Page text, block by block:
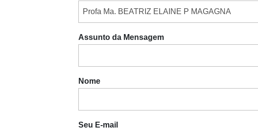
Assunto da Mensagem
Nome
Seu E-mail